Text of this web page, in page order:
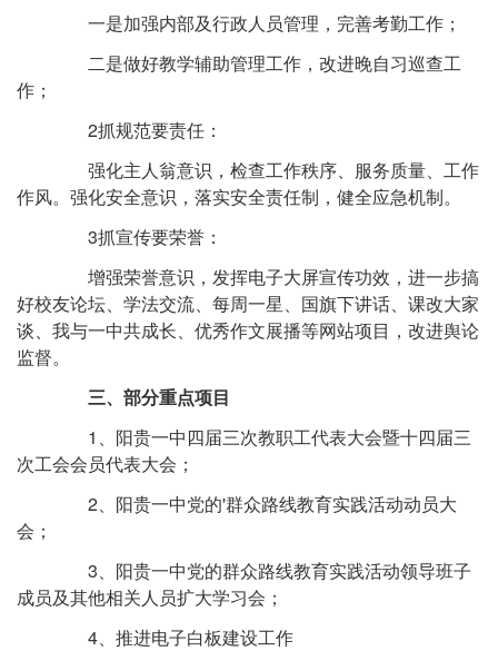
一是加强内部及行政人员管理，完善考勤工作；
二是做好教学辅助管理工作，改进晚自习巡查工
作；
2抓规范要责任：
强化主人翁意识，检查工作秩序、服务质量、工作
作风。强化安全意识，落实安全责任制，健全应急机制。
3抓宣传要荣誉：
增强荣誉意识，发挥电子大屏宣传功效，进一步搞
好校友论坛、学法交流、每周一星、国旗下讲话、课改大家
谈、我与一中共成长、优秀作文展播等网站项目，改进舆论
监督。
三、部分重点项目
1、阳贵一中四届三次教职工代表大会暨十四届三
次工会会员代表大会；
2、阳贵一中党的'群众路线教育实践活动动员大
会；
3、阳贵一中党的群众路线教育实践活动领导班子
成员及其他相关人员扩大学习会；
4、推进电子白板建设工作